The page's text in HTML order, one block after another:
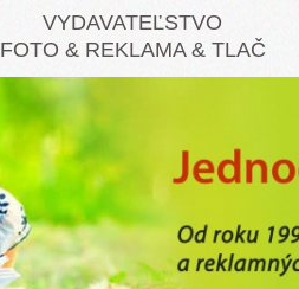
VYDAVATEĽSTVO
FOTO & REKLAMA & TLAČ